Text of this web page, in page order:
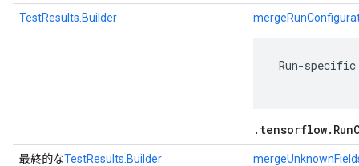
TestResults.Builder
Run-
最終的なTestResults.Builder